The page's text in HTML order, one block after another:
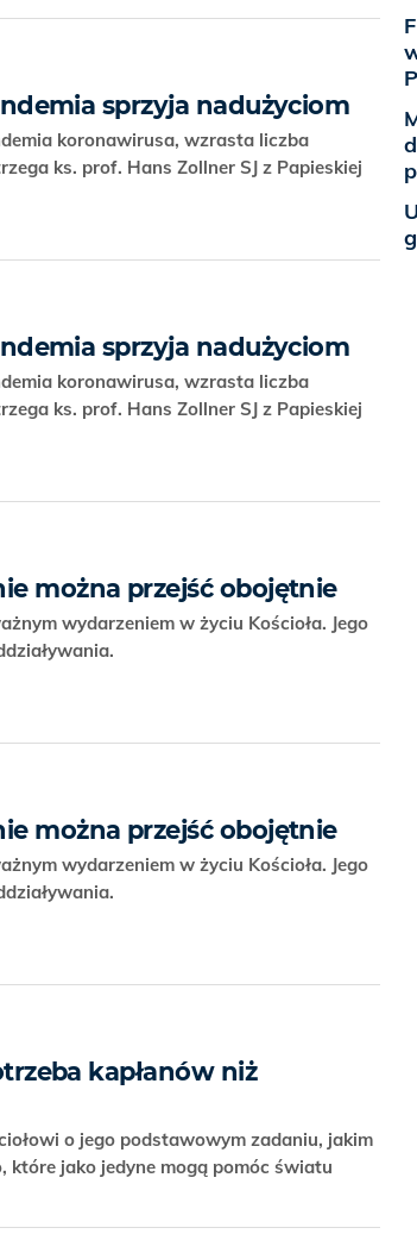
sprzyja nadużyciom
koronawirusa, wzrasta liczba
ks. prof. Hans Zollner SJ z Papieskiej
sprzyja nadużyciom
koronawirusa, wzrasta liczba
ks. prof. Hans Zollner SJ z Papieskiej
można przejść obojętnie
wydarzeniem w życiu Kościoła. Jego
można przejść obojętnie
wydarzeniem w życiu Kościoła. Jego
kapłanów niż
o jego podstawowym zadaniu, jakim
które jako jedyne mogą pomóc światu